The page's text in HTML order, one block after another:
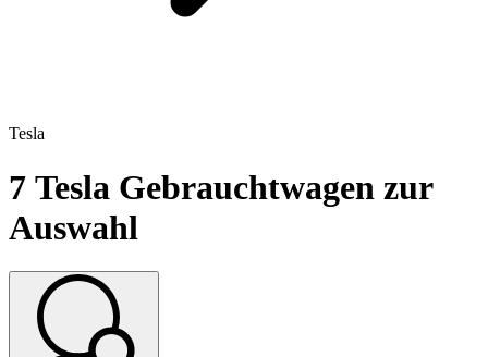
Tesla
7 Tesla Gebrauchtwagen zur
Auswahl